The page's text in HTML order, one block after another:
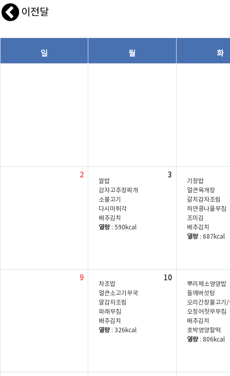
이전달
일 월 화
2 3
쌀밥
감자고추장찌개
소불고기
다시마튀각
배추김치
열량 : 590kcal
기장밥
얼큰육개장
갈치감자조림
하얀콩나물무침
조미김
배추김치
열량: 687kcal
9 10
차조밥
얼큰소고기무국
알감자조림
파래무침
배추김치
열량 : 326kcal
뿌리채소영양밥
들깨버섯탕
오리간장불고기/
오징어젓무무침
배추김치
호박영양찰떡
열량: 806kcal